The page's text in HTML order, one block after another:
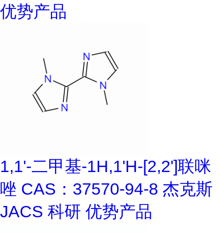
优势产品
1,1'-二甲基-1H,1'H-[2,2']联咪
唑 CAS：37570-94-8 杰克斯
JACS 科研 优势产品